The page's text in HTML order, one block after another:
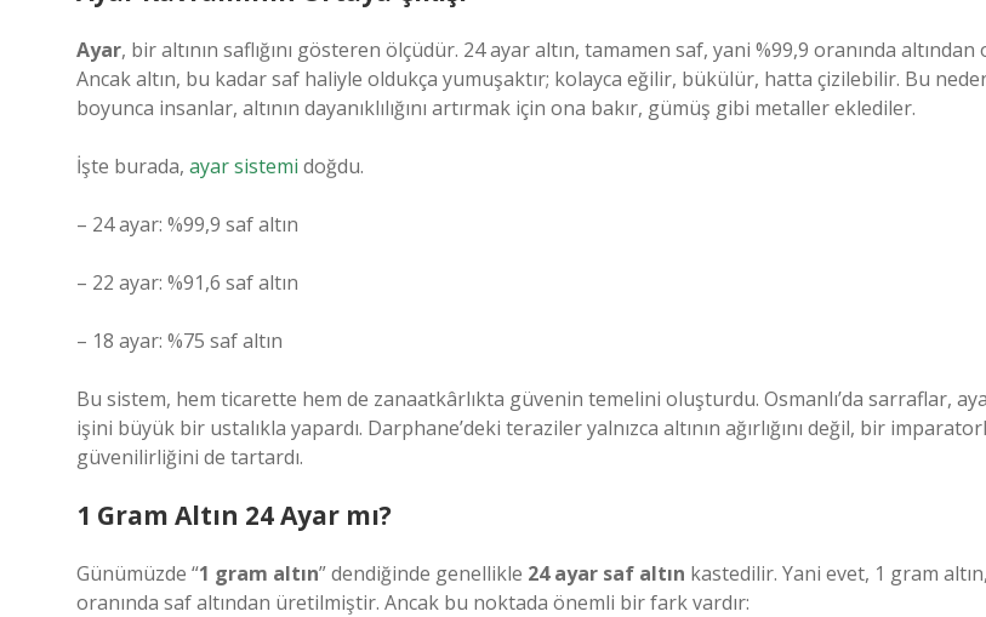
Ayar, bir altının saflığını gösteren ölçüdür. 24 ayar altın, tamamen saf, yani %99,9 oranında altından
Ancak altın, bu kadar saf haliyle oldukça yumuşaktır; kolayca eğilir, bükülür, hatta çizilebilir. Bu
boyunca insanlar, altının dayanıklılığını artırmak için ona bakır, gümüş gibi metaller eklediler.
İşte burada, ayar sistemi doğdu.
– 24 ayar: %99,9 saf altın
– 22 ayar: %91,6 saf altın
– 18 ayar: %75 saf altın
Bu sistem, hem ticarette hem de zanaatkârlıkta güvenin temelini oluşturdu. Osmanlı’da sarraflar,
işini büyük bir ustalıkla yapardı. Darphane’deki teraziler yalnızca altının ağırlığını değil, bir
güvenilirliğini de tartardı.
1 Gram Altın 24 Ayar mı?
Günümüzde “1 gram altın” dendiğinde genellikle 24 ayar saf altın kastedilir. Yani evet, 1 gram
oranında saf altından üretilmiştir. Ancak bu noktada önemli bir fark vardır: